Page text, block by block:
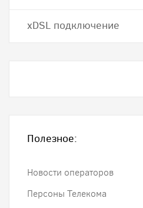
хDSL подключение
Полезное:
Новости операторов
Персоны Телекома